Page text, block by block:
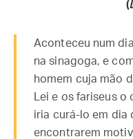
(
Aconteceu num
na sinagoga, e
homem cuja mão
Lei e os fariseus
iria curá-lo em dia
encontrarem